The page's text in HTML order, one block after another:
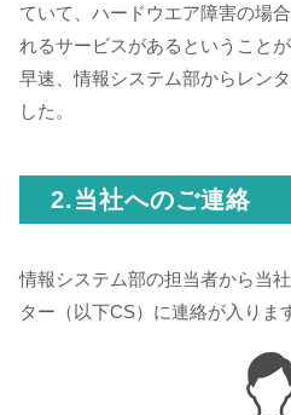
ていて、ハードウエア障害の場
れるサービスがあるということが
早速、情報システム部からレン
した。
2.当社へのご連絡
情報システム部の担当者から当
ター（以下CS）に連絡が入りま